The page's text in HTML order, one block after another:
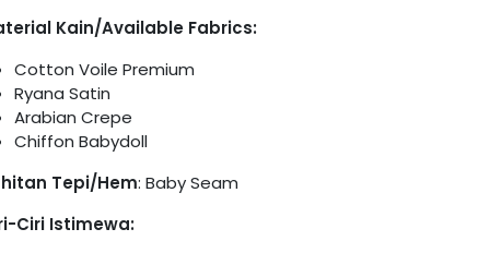
Kain/Available Fabrics:
Cotton Voile Premium
Ryana Satin
Arabian Crepe
Chiffon Babydoll
Tepi/Hem: Baby Seam
Ciri Istimewa: